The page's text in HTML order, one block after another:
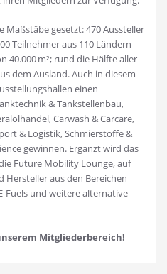
Maßstäbe gesetzt: 470 Aussteller
Teilnehmer aus 110 Ländern
40.000 m²; rund die Hälfte aller
dem Ausland. Auch in diesem
einen
& Tankstellenbau,
Carwash & Carcare,
& Logistik, Schmierstoffe &
gewinnen. Ergänzt wird das
Future Mobility Lounge, auf
aus den Bereichen
Fuels und weitere alternative
Mitgliederbereich!